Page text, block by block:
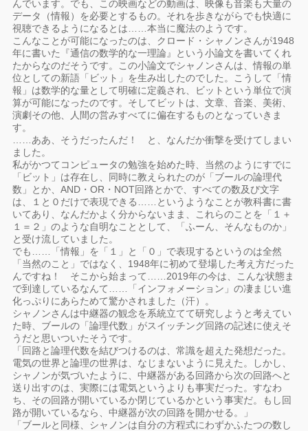
んでいます。でも、この映画などの動画は、映像も音楽も大量の
データ（情報）を必要とするもの。それを歩きながらでも快適に
視聴できるようになるとは……本当に魔法のようです。
こんなことが可能になったのは、クロード・シャノンさんが1948
年に書いた『通信の数学的な一理論』という小論文を書いてくれ
たからなのだそうです。この小論文でシャノンさんは、情報の単
位としての新語「ビット」を生み出したのでした。こうして「情
報」は数学的な量として明確に定義され、ビットという単位で演
算が可能になったのです。そしてビットは、文章、音楽、美術、
演劇その他、人間の営みすべてに偏在するものとなっていきま
す。
……ああ、そうだったんだ！ と、なんだか衝撃を受けてしまい
ました。
私がかつてコンピュータの勉強を始めた時、当然のようにすでに
「ビット」は存在し、同時に教えられたのが「ブールの論理代
数」とか、AND・OR・NOT回路とかで、すべての数及び文字
は、１と０だけで表現できる……というようなことが教科書に書
いてあり、なんだかよく分からないまま、これらのことを「１＋
１＝２」のような自明なこととして、「ふーん、そんなものか」
と受け流していました。
でも……「情報」を「１」と「０」で表現するというのは全然
「当然のこと」ではなく、1948年に初めて登場した考え方だった
んですね！ そこから始まって……2019年の今は、こんな状態ま
で到達しているなんて……「インフォメーション」の凄まじい進
化っぷりにあらためて驚かされました（汗）。
シャノンさんは中継器の観念を系統立てて研究しようと考えてい
た時、ブールの「論理代数」がスイッチング回路の記述に使えそ
うだと思いついたそうです。
「回路と論理代数を結びつけるのは、常識を超えた発想だった。
電気の世界と論理の世界は、なじまないように見えた。しかし、
シャノンが気づいたように、中継器がある回路から次の回路へと
送り出すのは、実際には電気というよりも事実だった。すなわ
ち、その回路が開いているか閉じているかという事実だ。もし回
路が開いているなら、中継器が次の回路を開かせる。」
「ブールと同様、シャノンは自分の方程式にわずかふたつの数し